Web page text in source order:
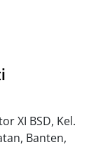
XI BSD, Kel.
Banten,